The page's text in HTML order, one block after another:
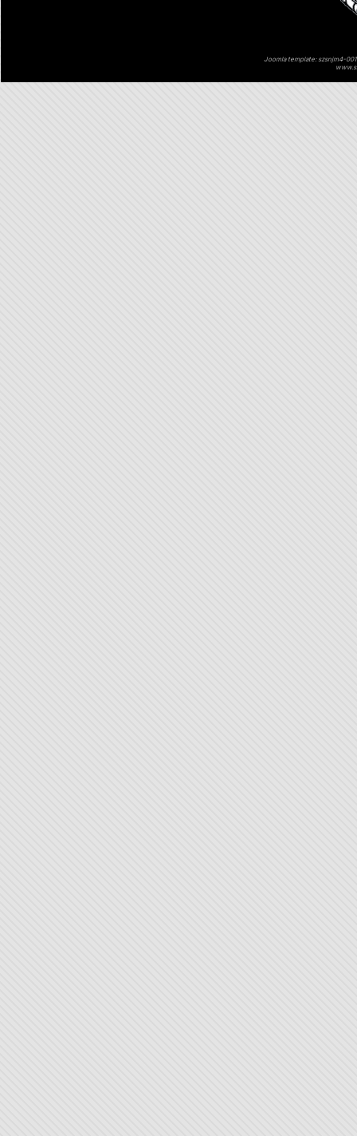
Joomla template: szsnjm4-